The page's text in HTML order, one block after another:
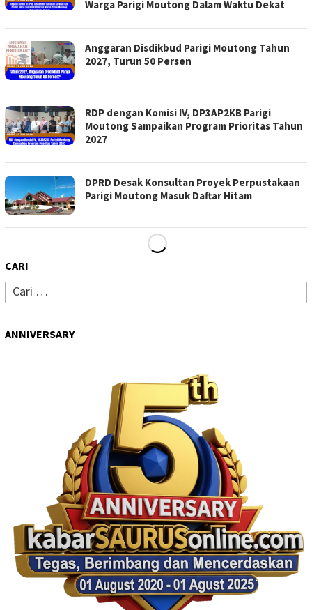
Warga Parigi Moutong Dalam Waktu Dekat
Anggaran Disdikbud Parigi Moutong Tahun
2027, Turun 50 Persen
RDP dengan Komisi IV, DP3AP2KB Parigi
Moutong Sampaikan Program Prioritas Tahun
2027
DPRD Desak Konsultan Proyek Perpustakaan
Parigi Moutong Masuk Daftar Hitam
CARI
Cari
untuk:
ANNIVERSARY